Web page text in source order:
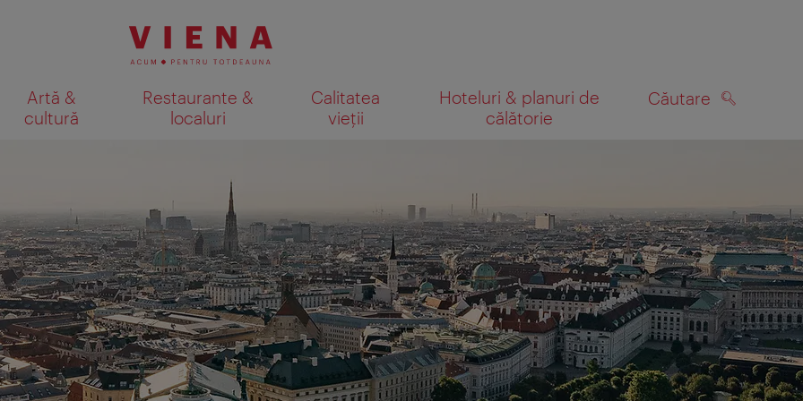
Artă &
cultură
Restaurante &
localuri
Calitatea
vieții
Hoteluri & planuri de
călătorie
Căutare